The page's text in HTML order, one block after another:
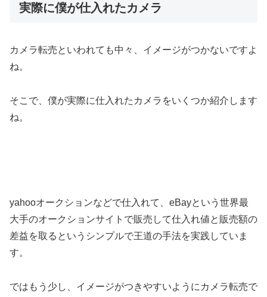
実際に僕が仕入れたカメラ
カメラ転売といわれても中々、イメージがつかないですよ
ね。
そこで、僕が実際に仕入れたカメラをいくつか紹介します
ね。
yahooオークションなどで仕入れて、eBayという世界最
大手のオークションサイトで販売して仕入れ値と販売額の
差益を取るというシンプルで王道の手法を実践していま
す。
ではもう少し、イメージがつきやすいようにカメラ転売で